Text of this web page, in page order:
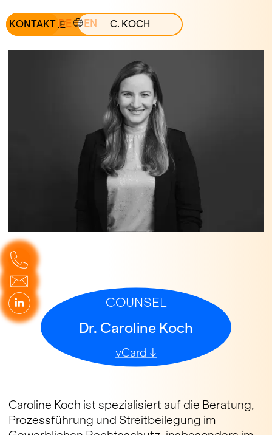
ALLE C. KOCH
DE EN
KONTAKT
COUNSEL
Dr. Caroline Koch
vCard ↓
Caroline Koch ist spezialisiert auf die Beratung,
Prozessführung und Streitbeilegung im